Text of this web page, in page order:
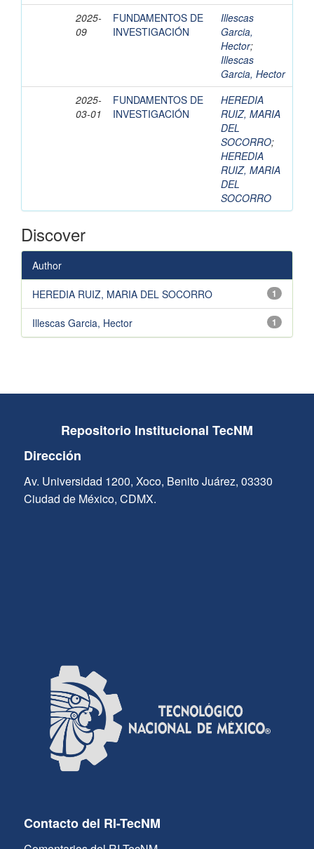
2025-
09
FUNDAMENTOS DE
INVESTIGACIÓN
Illescas
Garcia,
Hector;
Illescas
Garcia, Hector
2025-
03-01
FUNDAMENTOS DE
INVESTIGACIÓN
HEREDIA
RUIZ, MARIA
DEL
SOCORRO;
HEREDIA
RUIZ, MARIA
DEL
SOCORRO
Discover
Author
1
HEREDIA RUIZ, MARIA DEL SOCORRO
1
Illescas Garcia, Hector
Repositorio Institucional TecNM
Dirección
Av. Universidad 1200, Xoco, Benito Juárez, 03330
Ciudad de México, CDMX.
Contacto del RI-TecNM